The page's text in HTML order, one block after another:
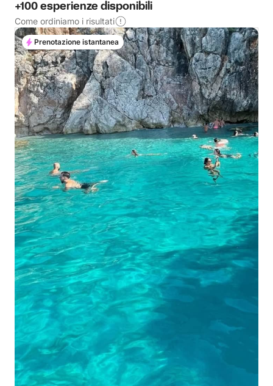
+100 esperienze disponibili
Come ordiniamo i risultati
Prenotazione istantanea